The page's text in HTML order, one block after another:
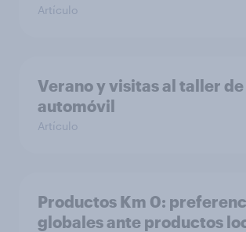
Artículo
Verano y visitas al taller de
automóvil
Artículo
Productos Km 0:
globales ante productos